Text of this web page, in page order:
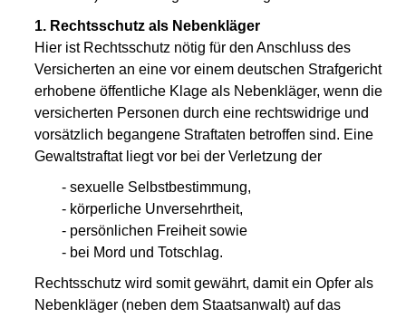
1. Rechtsschutz als Nebenkläger
Hier ist Rechtsschutz nötig für den Anschluss des
Versicherten an eine vor einem deutschen Strafgericht
erhobene öffentliche Klage als Nebenkläger, wenn die
versicherten Personen durch eine rechtswidrige und
vorsätzlich begangene Straftaten betroffen sind. Eine
Gewaltstraftat liegt vor bei der Verletzung der
- sexuelle Selbstbestimmung,
- körperliche Unversehrtheit,
- persönlichen Freiheit sowie
- bei Mord und Totschlag.
Rechtsschutz wird somit gewährt, damit ein Opfer als
Nebenkläger (neben dem Staatsanwalt) auf das